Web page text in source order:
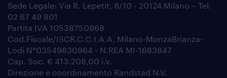
Sede Legale: Via R. Lepetit, 8/10 - 20124 Milano – Tel.
02 67 49 801
Partita IVA 10538750968
Cod.Fiscale/ISCR.C.C.I.A.A. Milano-MonzaBrianza-
Lodi N°03549630964 - N.REA MI-1683847
Cap. Soc. € 413.208,00 i.v.
Direzione e coordinamento Randstad N.V.